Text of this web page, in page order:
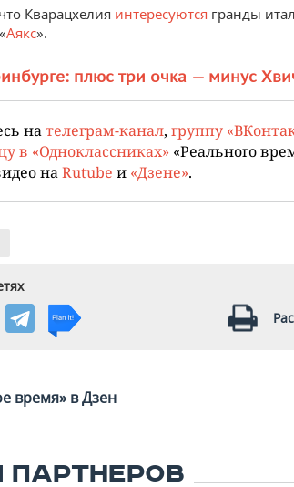
Кварацхелия интересуются гранды
Аякс».
плюс три очка — минус
на телеграм-канал, группу
в «Одноклассниках» «Реального
на Rutube и «Дзене».
время» в Дзен
ПАРТНЕРОВ